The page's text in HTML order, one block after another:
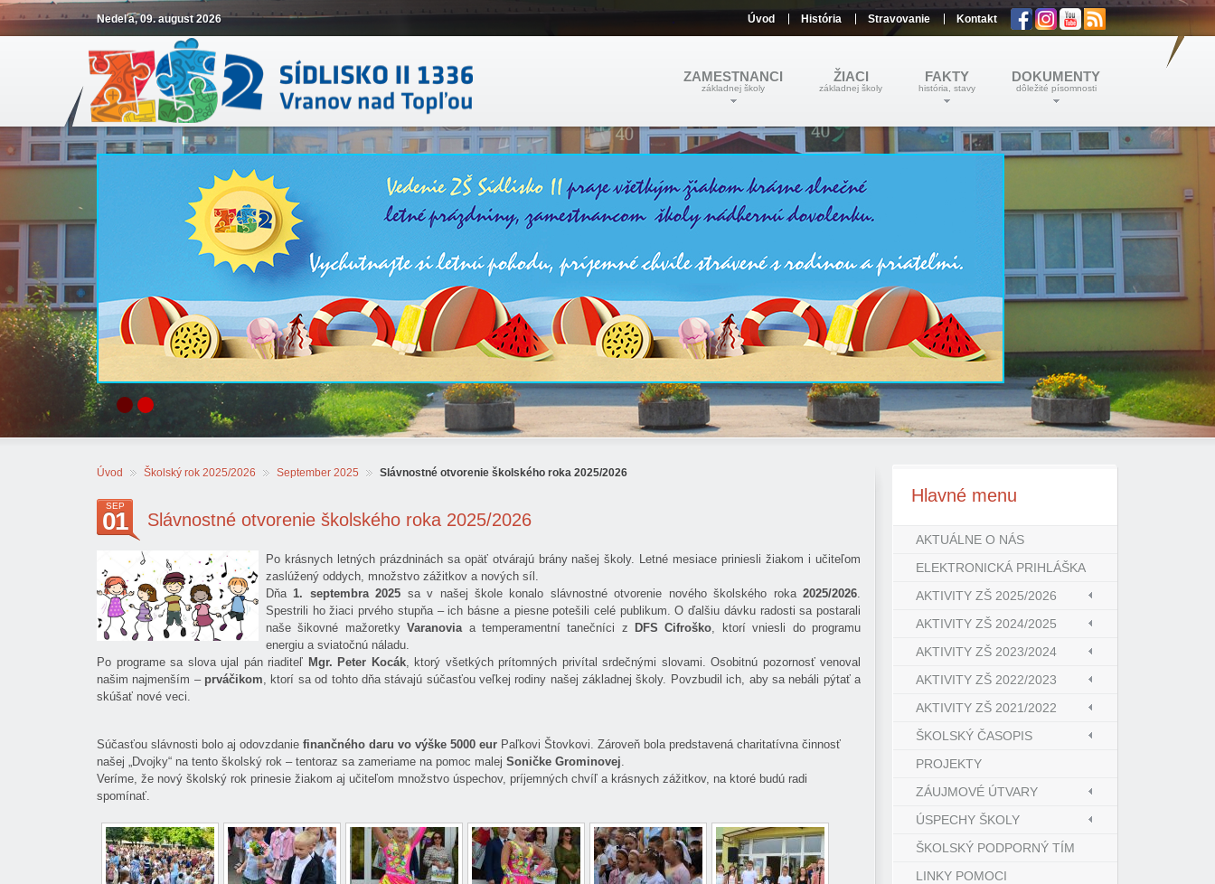
Úvod História Stravovanie Kontakt
Nedeľa, 09. august 2026
DOKUMENTY
dôležité písomnosti
FAKTY
história, stavy
ŽIACI
základnej školy
ZAMESTNANCI
základnej školy
Úvod Školský rok 2025/2026 September 2025 Slávnostné otvorenie školského roka 2025/2026
SEP
01 Slávnostné otvorenie školského roka 2025/2026
Po krásnych letných prázdninách sa opäť otvárajú brány našej školy. Letné mesiace priniesli žiakom i učiteľom
zaslúžený oddych, množstvo zážitkov a nových síl.
Dňa1. septembra 2025 sa v našej škole konalo slávnostné otvorenie nového školského roka2025/2026.
Spestrili ho žiaci prvého stupňa – ich básne a piesne potešili celé publikum. O ďalšiu dávku radosti sa postarali
naše šikovné mažoretkyVaranoviaa temperamentní tanečníci z DFS Cifroško, ktorí vniesli do programu
energiu a sviatočnú náladu.
Po programe sa slova ujal pán riaditeľ Mgr. Peter Kocák, ktorý všetkých prítomných privítal srdečnými slovami. Osobitnú pozornosť venoval
našim najmenším – prváčikom, ktorí sa od tohto dňa stávajú súčasťou veľkej rodiny našej základnej školy. Povzbudil ich, aby sa nebáli pýtať a
skúšať nové veci.
Súčasťou slávnosti bolo aj odovzdanie finančného daru vo výške 5000 eur Paľkovi Štovkovi. Zároveň bola predstavená charitatívna činnosť
našej „Dvojky“ na tento školský rok – tentoraz sa zameriame na pomoc malej Soničke Grominovej.
Veríme, že nový školský rok prinesie žiakom aj učiteľom množstvo úspechov, príjemných chvíľ a krásnych zážitkov, na ktoré budú radi
spomínať.
Hlavné menu
AKTUÁLNE O NÁS
ELEKTRONICKÁ PRIHLÁŠKA
AKTIVITY ZŠ 2025/2026
AKTIVITY ZŠ 2024/2025
AKTIVITY ZŠ 2023/2024
AKTIVITY ZŠ 2022/2023
AKTIVITY ZŠ 2021/2022
ŠKOLSKÝ ČASOPIS
PROJEKTY
ZÁUJMOVÉ ÚTVARY
ÚSPECHY ŠKOLY
ŠKOLSKÝ PODPORNÝ TÍM
LINKY POMOCI